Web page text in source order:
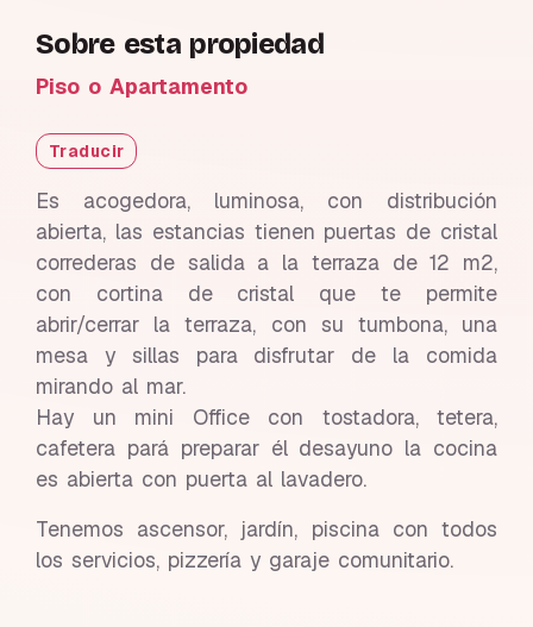
Sobre esta propiedad
Piso o Apartamento
Traducir
Es acogedora, luminosa, con distribución
abierta, las estancias tienen puertas de cristal
correderas de salida a la terraza de 12 m2,
con cortina de cristal que te permite
abrir/cerrar la terraza, con su tumbona, una
mesa y sillas para disfrutar de la comida
mirando al mar.
Hay un mini Office con tostadora, tetera,
cafetera pará preparar él desayuno la cocina
es abierta con puerta al lavadero.
Tenemos ascensor, jardín, piscina con todos
los servicios, pizzería y garaje comunitario.